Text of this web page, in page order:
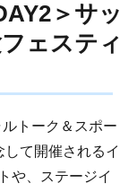
＞サッ
ェスティ
トーク＆スポー
て開催されるイ
や、ステージイ